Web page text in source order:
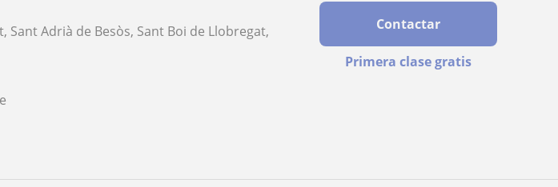
Contactar
Primera clase gratis
Adrià de Besòs, Sant Boi de Llobregat,